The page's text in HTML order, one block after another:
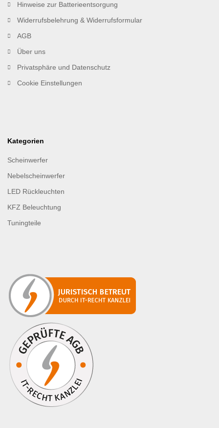
Hinweise zur Batterieentsorgung
Widerrufsbelehrung & Widerrufsformular
AGB
Über uns
Privatsphäre und Datenschutz
Cookie Einstellungen
Kategorien
Scheinwerfer
Nebelscheinwerfer
LED Rückleuchten
KFZ Beleuchtung
Tuningteile